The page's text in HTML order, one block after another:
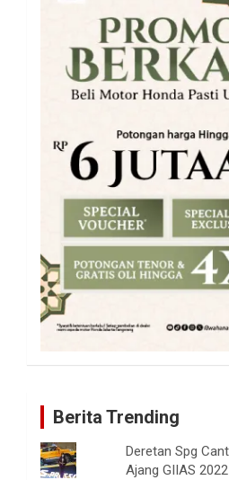
Berita Trending
Deretan Spg
Ajang GIIAS 2022